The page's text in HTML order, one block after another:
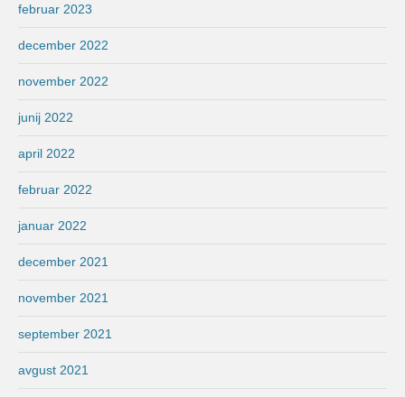
februar 2023
december 2022
november 2022
junij 2022
april 2022
februar 2022
januar 2022
december 2021
november 2021
september 2021
avgust 2021